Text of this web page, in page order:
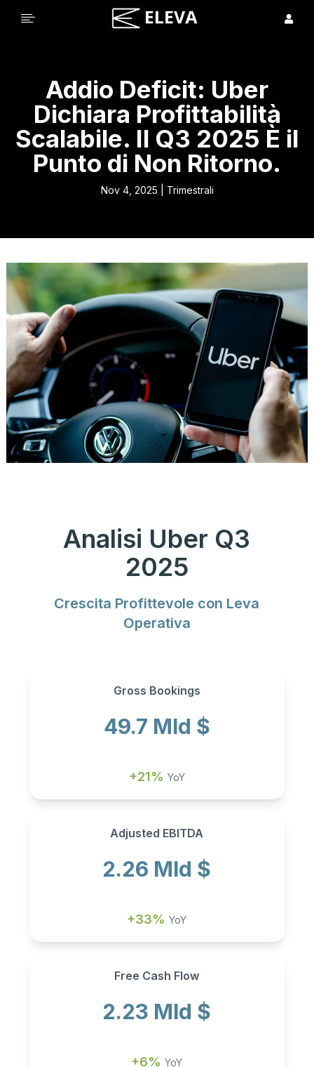
 
Addio Deficit: Uber
Dichiara Profittabilità
Scalabile. Il Q3 2025 È il
Punto di Non Ritorno.
Nov 4, 2025 Trimestrali
Analisi Uber Q3
2025
Crescita Profittevole con Leva
Operativa
Gross Bookings
49.7 Mld $
+21% YoY
Adjusted EBITDA
2.26 Mld $
+33%YoY
Free Cash Flow
2.23 Mld $
+6%YoY